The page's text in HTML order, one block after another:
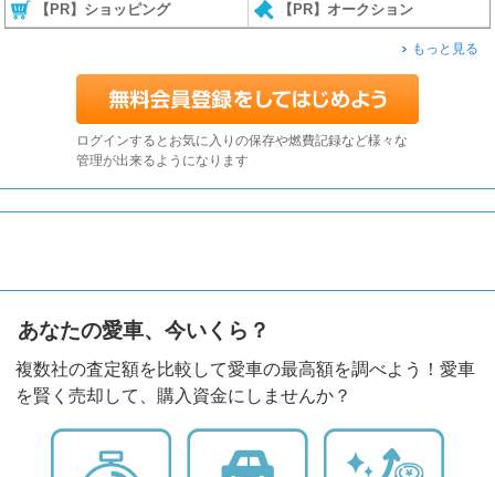
【PR】ショッピング 【PR】オークション
もっと見る
ログインするとお気に入りの保存や燃費記録など様々な
管理が出来るようになります
あなたの愛車、今いくら？
複数社の査定額を比較して愛車の最高額を調べよう！愛車
を賢く売却して、購入資金にしませんか？